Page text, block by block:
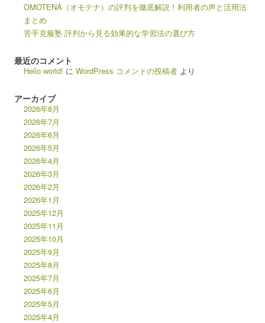
OMOTENA（オモテナ）の評判を徹底解説！利用者の声と活用法
まとめ
苦手克服塾 評判から見る効果的な学習法の選び方
最近のコメント
Hello world! に WordPress コメントの投稿者 より
アーカイブ
2026年8月
2026年7月
2026年6月
2026年5月
2026年4月
2026年3月
2026年2月
2026年1月
2025年12月
2025年11月
2025年10月
2025年9月
2025年8月
2025年7月
2025年6月
2025年5月
2025年4月